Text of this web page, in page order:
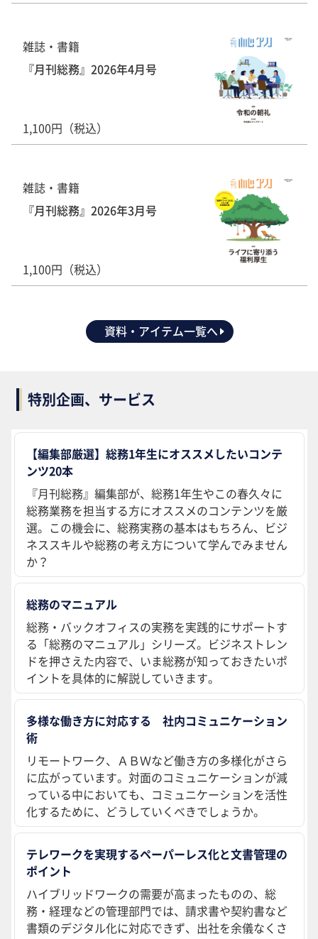
雑誌・書籍
『月刊総務』2026年4月号
1,100円（税込）
雑誌・書籍
『月刊総務』2026年3月号
1,100円（税込）
資料・アイテム一覧へ
特別企画、サービス
【編集部厳選】総務1年生にオススメしたいコンテ
ンツ20本
『月刊総務』編集部が、総務1年生やこの春久々に
総務業務を担当する方にオススメのコンテンツを厳
選。この機会に、総務実務の基本はもちろん、ビジ
ネススキルや総務の考え方について学んでみません
か？
総務のマニュアル
総務・バックオフィスの実務を実践的にサポートす
る「総務のマニュアル」シリーズ。ビジネストレン
ドを押さえた内容で、いま総務が知っておきたいポ
イントを具体的に解説していきます。
多様な働き方に対応する 社内コミュニケーション
術
リモートワーク、ＡＢＷなど働き方の多様化がさら
に広がっています。対面のコミュニケーションが減
っている中においても、コミュニケーションを活性
化するために、どうしていくべきでしょうか。
テレワークを実現するペーパーレス化と文書管理の
ポイント
ハイブリッドワークの需要が高まったものの、総
務・経理などの管理部門では、請求書や契約書など
書類のデジタル化に対応できず、出社を余儀なくさ